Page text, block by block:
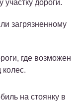
участку дороги.
загрязненному
где возможен
на стоянку в